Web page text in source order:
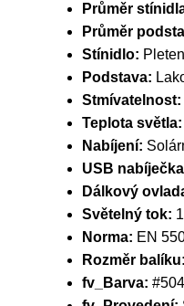
Průměr
Průměr
Stínidlo:
Podstava:
Stmívatelnost:
Teplota světla:
Nabíjení:
USB
Dálkový
Světelný tok:
Norma: EN
Rozměr balíku:
fv_Barva: